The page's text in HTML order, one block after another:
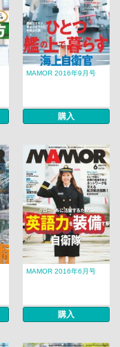
MAMOR 2016年9月号
購入
MAMOR 2016年6月号
購入